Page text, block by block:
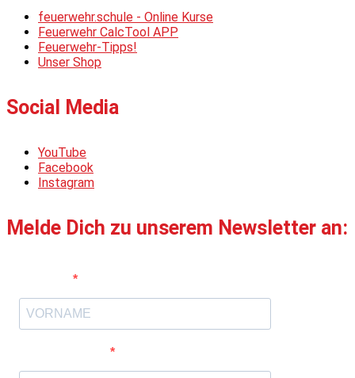
feuerwehr.schule - Online Kurse
Feuerwehr CalcTool APP
Feuerwehr-Tipps!
Unser Shop
Social Media
YouTube
Facebook
Instagram
Melde Dich zu unserem Newsletter an: